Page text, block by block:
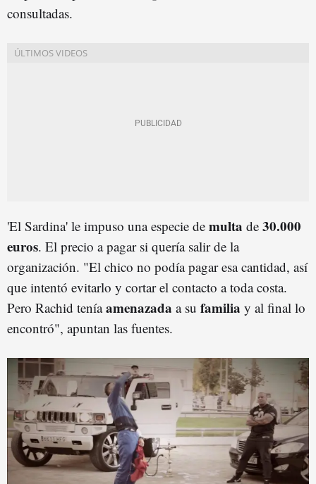
consultadas.
'El Sardina' le impuso una especie de multa de 30.000
euros. El precio a pagar si quería salir de la
organización. "El chico no podía pagar esa cantidad, así
que intentó evitarlo y cortar el contacto a toda costa.
Pero Rachid teníaamenazada a su familia y al final lo
encontró", apuntan las fuentes.